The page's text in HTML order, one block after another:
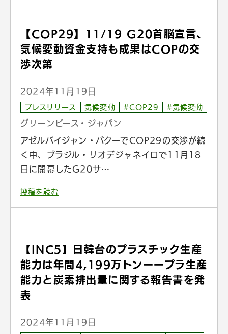
【COP29】11/19 G20首脳宣言、
気候変動資金支持も成果はCOPの交
渉次第
2024年11月19日
プレスリリース 気候変動 #COP29 #気候変動
グリーンピース・ジャパン
アゼルバイジャン・バクーでCOP29の交渉が続
く中、ブラジル・リオデジャネイロで11月18
日に開幕したG20サ…
投稿を読む
【INC5】日韓台のプラスチック生産
能力は年間4,199万トンーープラ生産
能力と炭素排出量に関する報告書を発
表
2024年11月19日